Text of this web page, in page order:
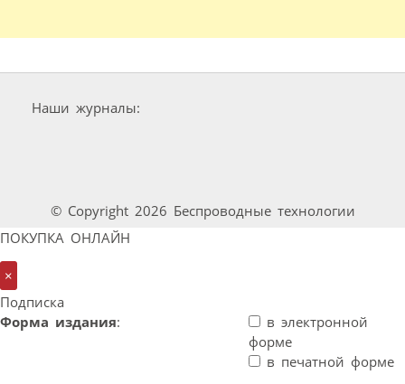
Наши журналы:
© Copyright 2026 Беспроводные технологии
ПОКУПКА ОНЛАЙН
×
Подписка
Форма издания:
в электронной
форме
в печатной форме